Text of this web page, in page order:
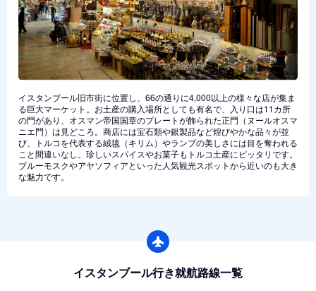
イスタンブール旧市街に位置し、66の通りに4,000以上の様々な店が集ま
る巨大マーケット。お土産の購入場所としても有名で、入り口は11カ所
の門があり、オスマン帝国国章のプレートが飾られた正門（ヌールオスマ
ニエ門）は見どころ。商店には宝石類や銀製品など煌びやかな品々が並
び、トルコを代表する絨毯（キリム）やランプの美しさには目を奪われる
こと間違いなし。珍しいスパイスやお菓子もトルコ土産にピッタリです。
ブルーモスクやアヤソフィアといった人気観光スポットから近いのも大き
な魅力です。
イスタンブール行き就航路線一覧